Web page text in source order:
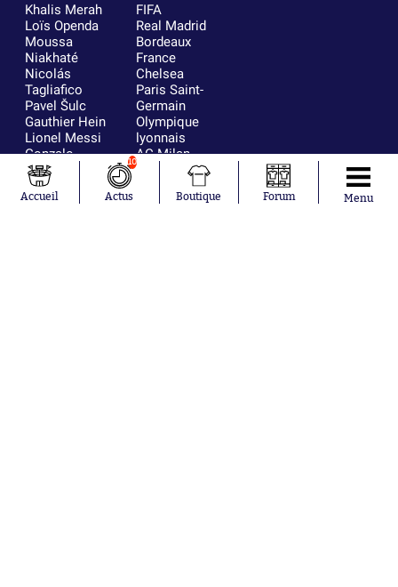
Khalis Merah
Loïs Openda
Moussa
Niakhaté
Nicolás
Tagliafico
Pavel Šulc
Gauthier Hein
Lionel Messi
Gonzalo
García Torres
Gio Reyna
Leandro
FIFA
Real Madrid
Bordeaux
France
Chelsea
Paris Saint-
Germain
Olympique
lyonnais
AC Milan
RC Strasbourg
Accueil
10
Actus Boutique Forum Menu